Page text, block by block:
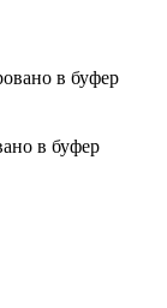
в буфер
в буфер